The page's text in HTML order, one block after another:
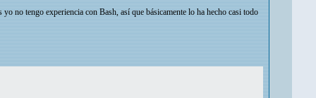
no tengo experiencia con Bash, así que básicamente lo ha hecho casi todo